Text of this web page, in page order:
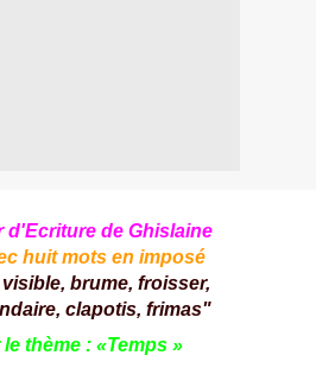
d'Ecriture de Ghislaine
huit mots en imposé
brume, froisser,
clapotis, frimas"
thème : «Temps »